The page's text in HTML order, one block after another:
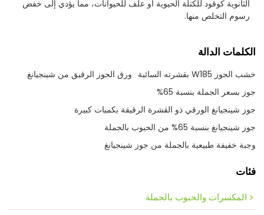
الثانوية كوقود للكتلة الحيوية أو علف للحيوانات، مما يؤدي إلى خفض
رسوم التخلص منها.
الكلمات الدالة
خشب الجوز W185 بقشرته السائبة
ورق الجوز الرقيق من شينجيانغ
جوز بسعر الجملة بنسبة 65%
جوز شينجيانغ الورقي ذو القشرة الرقيقة بكميات كبيرة
جوز شينجيانغ بنسبة 65% من الحبوب بالجملة
وجبة خفيفة طبيعية بالجملة من جوز شينجيانغ
فئات
المكسرات والحبوب بالجملة